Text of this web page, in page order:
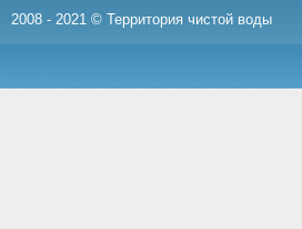
2008 - 2021 © Территория чистой воды